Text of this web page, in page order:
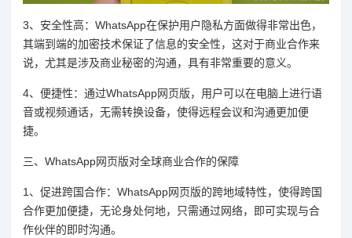
3、安全性高：WhatsApp在保护用户隐私方面做得非常出色，
其端到端的加密技术保证了信息的安全性，这对于商业合作来
说，尤其是涉及商业秘密的沟通，具有非常重要的意义。
4、便捷性：通过WhatsApp网页版，用户可以在电脑上进行语
音或视频通话，无需转换设备，使得远程会议和沟通更加便
捷。
三、WhatsApp网页版对全球商业合作的保障
1、促进跨国合作：WhatsApp网页版的跨地域特性，使得跨国
合作更加便捷，无论身处何地，只需通过网络，即可实现与合
作伙伴的即时沟通。